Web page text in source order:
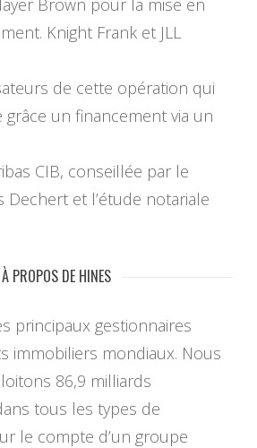
Brown pour la mise en
Knight Frank et JLL
de cette opération qui
grâce un financement via un
CIB, conseillée par le
Dechert et l’étude notariale
À PROPOS DE HINES
principaux gestionnaires
immobiliers mondiaux. Nous
86,9 milliards
tous les types de
le compte d’un groupe